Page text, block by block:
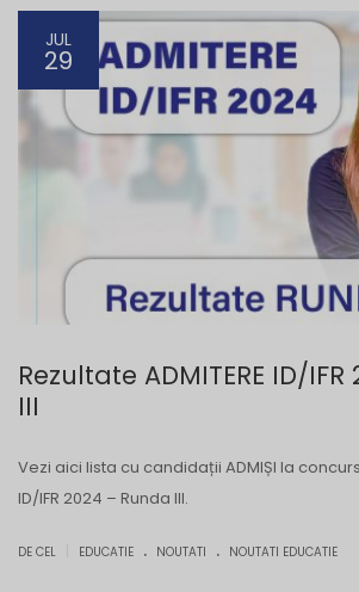
JUL
29
Rezultate ADMITERE ID/
III
Vezi aici lista cu candidații ADMIȘI la
ID/IFR 2024 – Runda III.
DE CEL EDUCATIE . NOUTATI . NOUTATI EDUCATIE